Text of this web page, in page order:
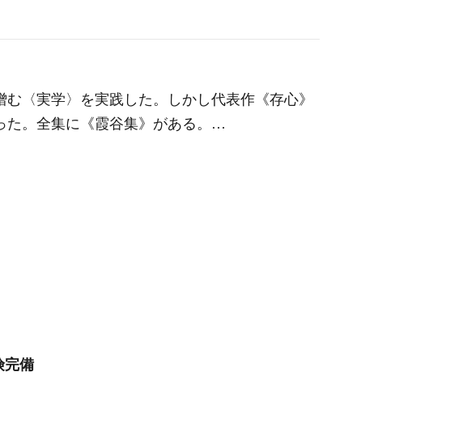
〈実学〉を実践した。しかし代表作《存心》
た。全集に《霞谷集》がある。…
完備